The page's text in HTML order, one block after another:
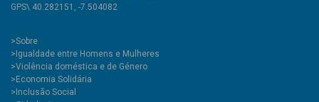
GPS\ 40.282151, -7.504082
>Sobre
>Igualdade entre Homens e Mulheres
>Violência doméstica e de Género
>Economia Solidária
>Inclusão Social